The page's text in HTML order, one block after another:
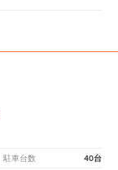
駐車台数 40台